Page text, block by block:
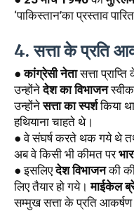
‘पाकिस्तान’का प्रस्ताव
4. सत्ता के प्रति
● कांग्रेसी नेता सत्ता
उन्होंने देश का विभाजन
उन्होंने सत्ता का स्पर्श किया
हथियाना चाहते थे।
● वे संघर्ष करते थक गये थे
अब वे किसी भी कीमत पर
● इसलिए देश विभाजन की
लिए तैयार हो गये। माईकेल
सम्मुख सत्ता के प्रति